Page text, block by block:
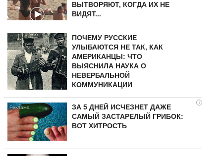
ВЫТВОРЯЮТ, КОГДА ИХ НЕ
ВИДЯТ...
ПОЧЕМУ РУССКИЕ
УЛЫБАЮТСЯ НЕ ТАК, КАК
АМЕРИКАНЦЫ: ЧТО
ВЫЯСНИЛА НАУКА О
НЕВЕРБАЛЬНОЙ
КОММУНИКАЦИИ
i
ЗА 5 ДНЕЙ ИСЧЕЗНЕТ ДАЖЕ
САМЫЙ ЗАСТАРЕЛЫЙ ГРИБОК:
ВОТ ХИТРОСТЬ